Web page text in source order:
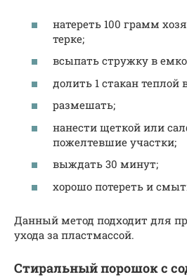
натереть 100 грамм
терке;
всыпать стружку в
долить 1 стакан теплой
размешать;
нанести щеткой или
пожелтевшие участки;
выждать 30 минут;
хорошо потереть и
Данный метод подходит для
ухода за пластмассой.
Стиральный порошок с